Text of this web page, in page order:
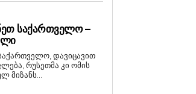
ᲡᲐᲥᲐᲠᲗᲕᲔᲚᲝ –
დავიცავით
რუსეთმა კი ომის
მიზანს...